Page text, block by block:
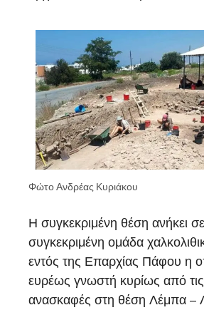
Φώτο Ανδρέας Κυριάκου
Η συγκεκριμένη θέση ανήκει
συγκεκριμένη ομάδα
εντός της Επαρχίας Πάφου η
ευρέως γνωστή κυρίως από
ανασκαφές στη θέση Λέμπα –